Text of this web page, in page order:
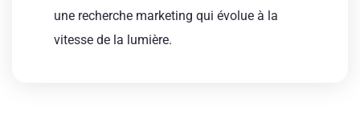
une recherche marketing qui évolue à la
vitesse de la lumière.